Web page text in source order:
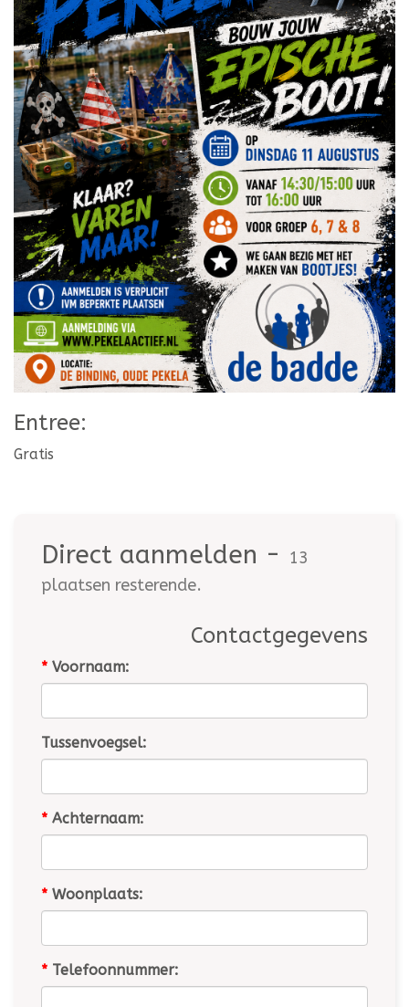
Entree:
Gratis
Direct aanmelden -
13
plaatsen resterende.
Contactgegevens
* Voornaam:
Tussenvoegsel:
* Achternaam:
* Woonplaats:
* Telefoonnummer: